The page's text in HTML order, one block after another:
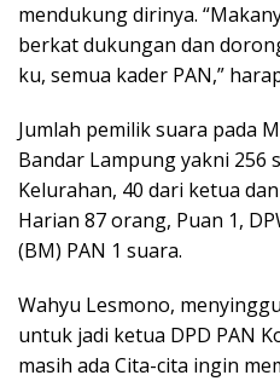
mendukung dirinya.
berkat dukungan dan
ku, semua kader PAN,”
Jumlah pemilik suara pada
Bandar Lampung yakni 256
Kelurahan, 40 dari ketua
Harian 87 orang, Puan 1,
(BM) PAN 1 suara.
Wahyu Lesmono,
untuk jadi ketua DPD PAN
masih ada Cita-cita ingin